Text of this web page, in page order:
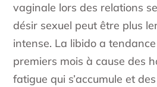
vaginale lors des relations
désir sexuel peut être plus
intense. La libido a
premiers mois à cause des
fatigue qui s’accumule et